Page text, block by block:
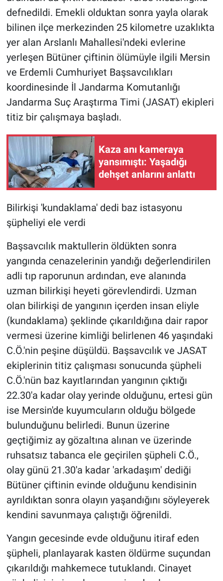
defnedildi. Emekli olduktan sonra yayla olarak
bilinen ilçe merkezinden 25 kilometre uzaklıkta
yer alan Arslanlı Mahallesi'ndeki evlerine
yerleşen Bütüner çiftinin ölümüyle ilgili Mersin
ve Erdemli Cumhuriyet Başsavcılıkları
koordinesinde İl Jandarma Komutanlığı
Jandarma Suç Araştırma Timi (JASAT) ekipleri
titiz bir çalışmaya başladı.
Kaza anı kameraya
yansımıştı: Yaşadığı
dehşet anlarını anlattı
Bilirkişi 'kundaklama' dedi baz istasyonu
şüpheliyi ele verdi
Başsavcılık maktullerin öldükten sonra
yangında cenazelerinin yandığı değerlendirilen
adli tıp raporunun ardından, eve alanında
uzman bilirkişi heyeti görevlendirdi. Uzman
olan bilirkişi de yangının içerden insan eliyle
(kundaklama) şeklinde çıkarıldığına dair rapor
vermesi üzerine kimliği belirlenen 46 yaşındaki
C.Ö.'nin peşine düşüldü. Başsavcılık ve JASAT
ekiplerinin titiz çalışması sonucunda şüpheli
C.Ö.'nün baz kayıtlarından yangının çıktığı
22.30'a kadar olay yerinde olduğunu, ertesi gün
ise Mersin'de kuyumcuların olduğu bölgede
bulunduğunu belirledi. Bunun üzerine
geçtiğimiz ay gözaltına alınan ve üzerinde
ruhsatsız tabanca ele geçirilen şüpheli C.Ö.,
olay günü 21.30'a kadar 'arkadaşım' dediği
Bütüner çiftinin evinde olduğunu kendisinin
ayrıldıktan sonra olayın yaşandığını söyleyerek
kendini savunmaya çalıştığı öğrenildi.
Yangın gecesinde evde olduğunu itiraf eden
şüpheli, planlayarak kasten öldürme suçundan
çıkarıldığı mahkemece tutuklandı. Cinayet